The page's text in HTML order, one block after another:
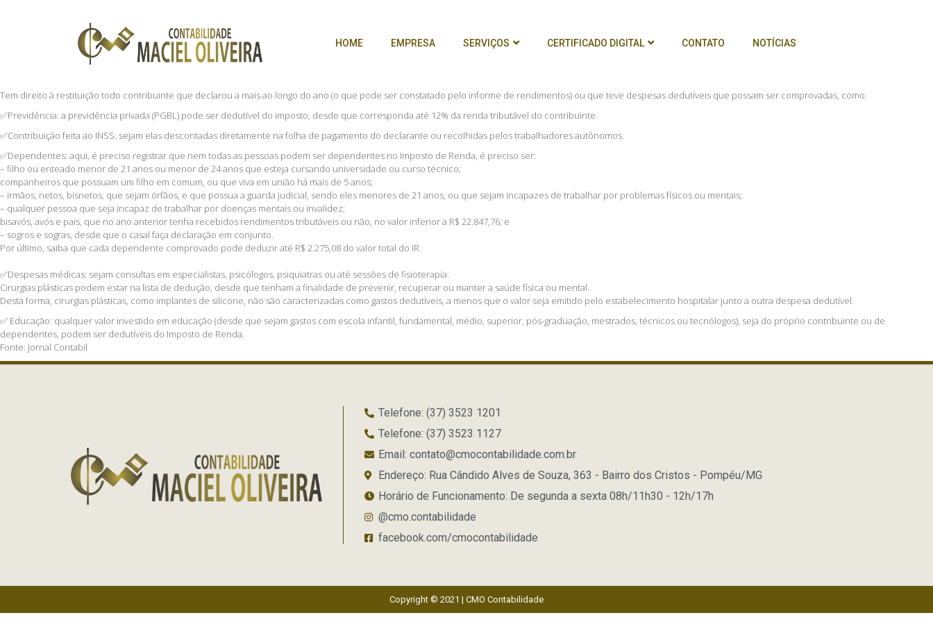
HOME EMPRESA SERVIÇOS CERTIFICADO DIGITAL CONTATO NOTÍCIAS
Tem direito à restituição todo contribuinte que declarou a mais ao longo do ano (o que pode ser constatado pelo informe de rendimentos) ou que teve despesas dedutíveis que possam ser comprovadas, como:⁣
⁣✅Previdência: a previdência privada (PGBL) pode ser dedutível do imposto, desde que corresponda até 12% da renda tributável do contribuinte.⁣
⁣✅Contribuição feita ao INSS: sejam elas descontadas diretamente na folha de pagamento do declarante ou recolhidas pelos trabalhadores autônomos.⁣
⁣✅Dependentes: aqui, é preciso registrar que nem todas as pessoas podem ser dependentes no Imposto de Renda, é preciso ser:⁣
– filho ou enteado menor de 21 anos ou menor de 24 anos que esteja cursando universidade ou curso técnico;⁣
companheiros que possuam um filho em comum, ou que viva em união há mais de 5 anos;⁣
– irmãos, netos, bisnetos, que sejam órfãos, e que possua a guarda judicial, sendo eles menores de 21 anos, ou que sejam incapazes de trabalhar por problemas físicos ou mentais;⁣
– qualquer pessoa que seja incapaz de trabalhar por doenças mentais ou invalidez;⁣
bisavós, avós e pais, que no ano anterior tenha recebidos rendimentos tributáveis ou não, no valor inferior a R$ 22.847,76; e⁣
– sogros e sogras, desde que o casal faça declaração em conjunto.
Por último, saiba que cada dependente comprovado pode deduzir até R$ 2.275,08 do valor total do IR.⁣
✅Despesas médicas: sejam consultas em especialistas, psicólogos, psiquiatras ou até sessões de fisioterapia.⁣
⁣Cirurgias plásticas podem estar na lista de dedução, desde que tenham a finalidade de prevenir, recuperar ou manter a saúde física ou mental.⁣
⁣Desta forma, cirurgias plásticas, como implantes de silicone, não são caracterizadas como gastos dedutíveis, a menos que o valor seja emitido pelo estabelecimento hospitalar junto a outra despesa dedutível.⁣
⁣✅ Educação: qualquer valor investido em educação (desde que sejam gastos com escola infantil, fundamental, médio, superior, pós-graduação, mestrados, técnicos ou tecnólogos), seja do próprio contribuinte ou de
dependentes, podem ser dedutíveis do Imposto de Renda.⁣
Fonte: Jornal Contabil
Telefone: (37) 3523 1201
Telefone: (37) 3523 1127
Email: contato@cmocontabilidade.com.br
Endereço: Rua Cândido Alves de Souza, 363 - Bairro dos Cristos - Pompéu/MG
Horário de Funcionamento: De segunda a sexta 08h/11h30 - 12h/17h
@cmo.contabilidade
facebook.com/cmocontabilidade
Copyright © 2021 | CMO Contabilidade